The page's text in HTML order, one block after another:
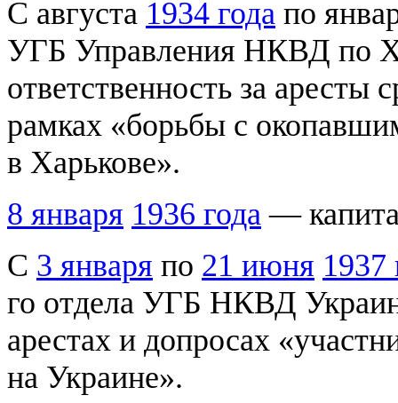
С августа 1934 года по
УГБ Управления НКВД по
ответственность за аресты
рамках «борьбы с
в Харькове».
8 января 1936 года —
С 3 января по 21 июня 1937
го отдела УГБ НКВД
арестах и допросах
на Украине».